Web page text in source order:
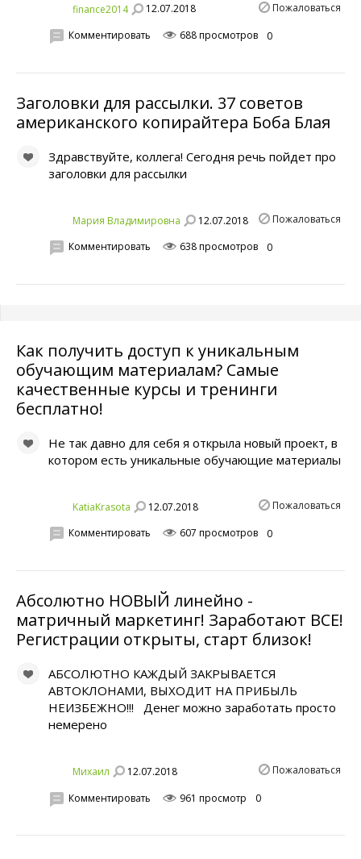
finance2014 12.07.2018 Пожаловаться
Комментировать 688 просмотров 0
Заголовки для рассылки. 37 советов
американского копирайтера Боба Блая
Здравствуйте, коллега! Сегодня речь пойдет про
заголовки для рассылки
Мария Владимировна 12.07.2018 Пожаловаться
Комментировать 638 просмотров 0
Как получить доступ к уникальным
обучающим материалам? Самые
качественные курсы и тренинги
бесплатно!
Не так давно для себя я открыла новый проект, в
котором есть уникальные обучающие материалы
KatiaKrasota 12.07.2018 Пожаловаться
Комментировать 607 просмотров 0
Абсолютно НОВЫЙ линейно -
матричный маркетинг! Заработают ВСЕ!
Регистрации открыты, старт близок!
АБСОЛЮТНО КАЖДЫЙ ЗАКРЫВАЕТСЯ
АВТОКЛОНАМИ, ВЫХОДИТ НА ПРИБЫЛЬ
НЕИЗБЕЖНО!!! Денег можно заработать просто
немерено
Михаил 12.07.2018 Пожаловаться
Комментировать 961 просмотр 0